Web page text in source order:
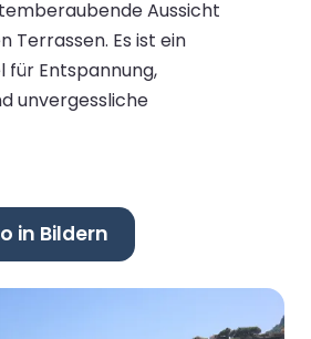
Aussicht
Terrassen. Es ist ein
für Entspannung,
unvergessliche
in Bildern